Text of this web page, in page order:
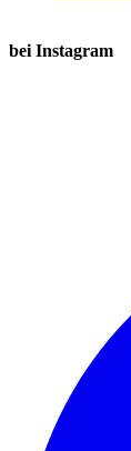
bei Instagram